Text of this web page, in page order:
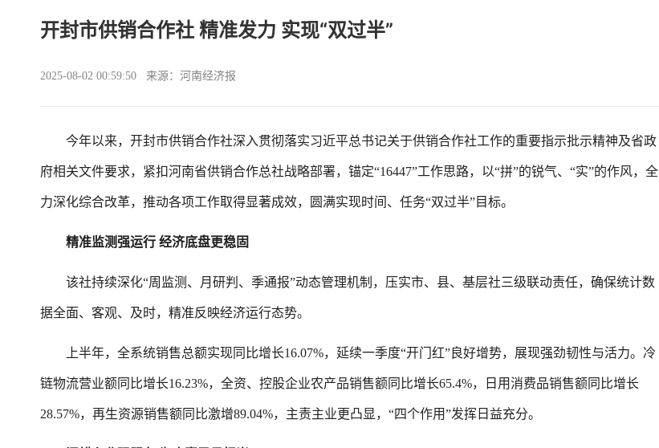
开封市供销合作社 精准发力 实现“双过半”
2025-08-02 00:59:50 来源：河南经济报
今年以来，开封市供销合作社深入贯彻落实习近平总书记关于供销合作社工作的重要指示批示精神及省政
府相关文件要求，紧扣河南省供销合作总社战略部署，锚定“16447”工作思路，以“拼”的锐气、“实”的作风，全
力深化综合改革，推动各项工作取得显著成效，圆满实现时间、任务“双过半”目标。
精准监测强运行 经济底盘更稳固
该社持续深化“周监测、月研判、季通报”动态管理机制，压实市、县、基层社三级联动责任，确保统计数
据全面、客观、及时，精准反映经济运行态势。
上半年，全系统销售总额实现同比增长16.07%，延续一季度“开门红”良好增势，展现强劲韧性与活力。冷
链物流营业额同比增长16.23%，全资、控股企业农产品销售额同比增长65.4%，日用消费品销售额同比增长
28.57%，再生资源销售额同比激增89.04%，主责主业更凸显，“四个作用”发挥日益充分。